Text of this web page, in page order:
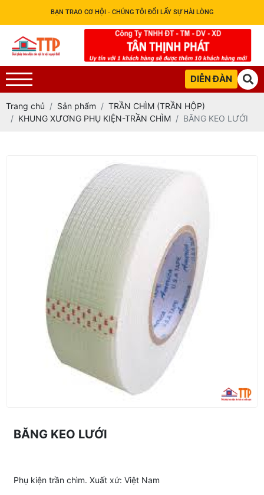
BẠN TRAO CƠ HỘI - CHÚNG TÔI ĐỔI LẤY SỰ HÀI LÒNG
DIỄN ĐÀN
Trang chủ Sản phẩm
TRẦN CHÌM (TRẦN HỘP)
KHUNG XƯƠNG PHỤ KIỆN-TRẦN CHÌM
BĂNG KEO LƯỚI
BĂNG KEO LƯỚI
Phụ kiện trần chìm. Xuất xứ: Việt Nam